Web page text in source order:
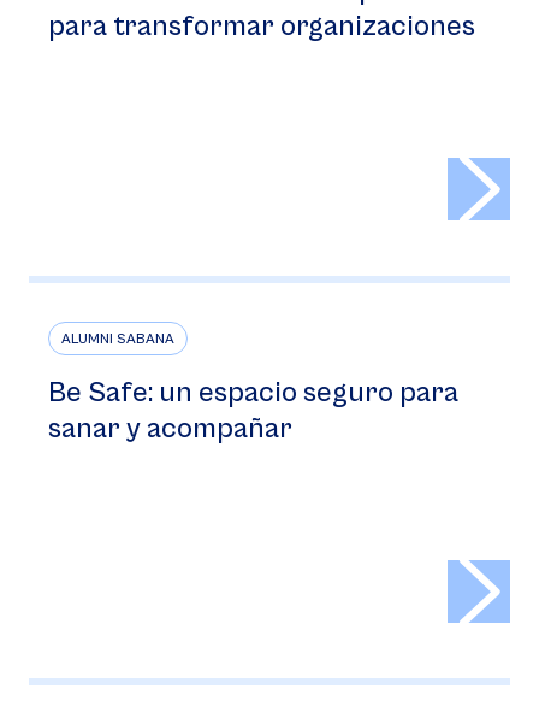
para transformar organizaciones
ALUMNI SABANA
Be Safe: un espacio seguro para
sanar y acompañar